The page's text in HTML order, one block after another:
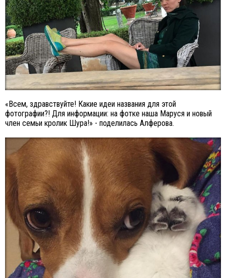
«Всем, здравствуйте! Какие идеи названия для этой
фотографии?! Для информации: на фотке наша Маруся и новый
член семьи кролик Шура!» - поделилась Алферова.